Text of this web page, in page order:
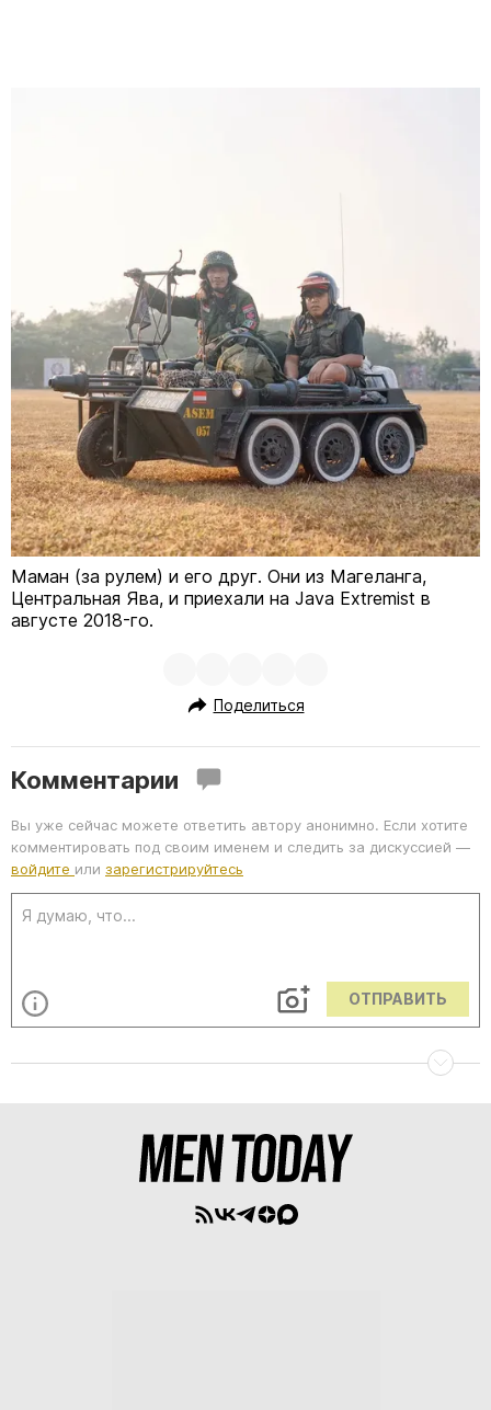
Маман (за рулем) и его друг. Они из Магеланга,
Центральная Ява, и приехали на Java Extremist в
августе 2018-го.
Поделиться
Комментарии
Вы уже сейчас можете ответить автору анонимно. Если хотите
комментировать под своим именем и следить за дискуссией —
войдите или зарегистрируйтесь
ОТПРАВИТЬ